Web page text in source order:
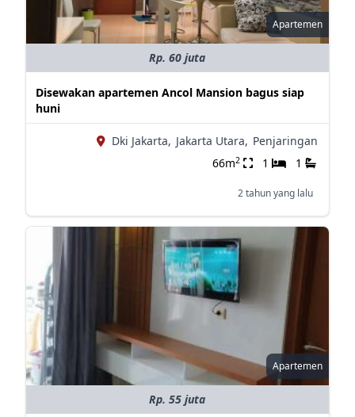
Apartemen
Rp. 60 juta
Disewakan apartemen Ancol Mansion bagus siap
huni
Dki Jakarta, Jakarta Utara, Penjaringan
66m2 1 1
2 tahun yang lalu
Apartemen
Rp. 55 juta